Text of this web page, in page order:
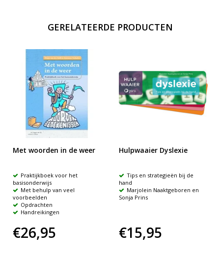
GERELATEERDE PRODUCTEN
Met woorden in de weer
Praktijkboek voor het
basisonderwijs
Met behulp van veel
voorbeelden
Opdrachten
Handreikingen
€26,95
Hulpwaaier Dyslexie
Tips en strategieën bij de
hand
Marjolein Naaktgeboren en
Sonja Prins
€15,95